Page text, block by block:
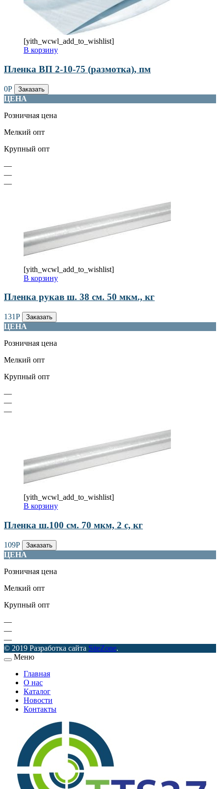
[yith_wcwl_add_to_wishlist]
В корзину
Пленка ВП 2-10-75 (размотка), пм
0Р Заказать
ЦЕНА
Розничная цена
Мелкий опт
Крупный опт
—
—
—
[yith_wcwl_add_to_wishlist]
В корзину
Пленка рукав ш. 38 см. 50 мкм., кг
131Р Заказать
ЦЕНА
Розничная цена
Мелкий опт
Крупный опт
—
—
—
[yith_wcwl_add_to_wishlist]
В корзину
Пленка ш.100 см. 70 мкм, 2 с, кг
109Р Заказать
ЦЕНА
Розничная цена
Мелкий опт
Крупный опт
—
—
—
© 2019 Разработка сайта SiteZone.
Меню
Главная
О нас
Каталог
Новости
Контакты